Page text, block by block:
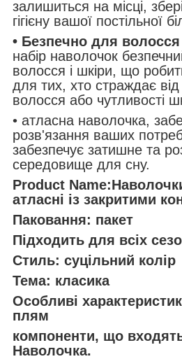
залишиться на місці,
гігієну вашої постільної
• Безпечно для волосся
набір наволочок
волосся і шкіри, що
для тих, хто страждає
волосся або чутливості
• атласна наволочка,
розв'язання ваших
забезпечує затишне та
середовище для сну.
Product
атласні із закритими
Паковання: пакет
Підходить для всіх
Стиль: суцільний колір
Тема: класика
Особливі
плям
компоненти, що
Наволочка.